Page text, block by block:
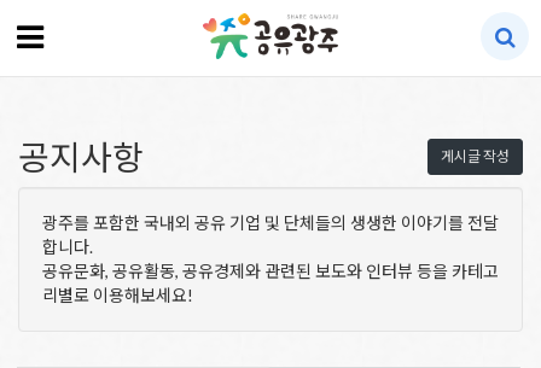
게시글 작성
공지사항
광주를 포함한 국내외 공유 기업 및 단체들의 생생한 이야기를 전달
합니다.
공유문화, 공유활동, 공유경제와 관련된 보도와 인터뷰 등을 카테고
리별로 이용해보세요!